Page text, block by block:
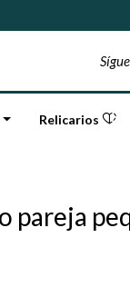
Relicarios
pareja